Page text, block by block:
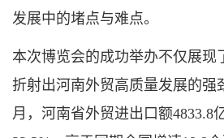
发展中的堵点与难点。
本次博览会的成功举办不仅展现
折射出河南外贸高质量发展的强
月，河南省外贸进出口额4833.8